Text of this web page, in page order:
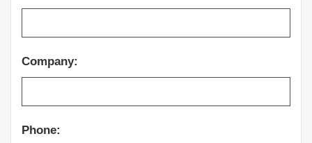
Company:
Phone: